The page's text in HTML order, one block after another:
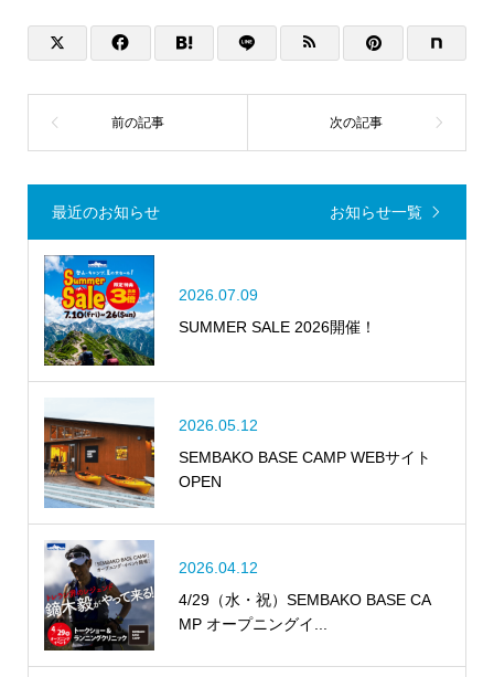
最近のお知らせ お知らせ一覧
2026.07.09
SUMMER SALE 2026開催！
2026.05.12
SEMBAKO BASE CAMP WEBサイト
OPEN
2026.04.12
4/29（水・祝）SEMBAKO BASE CA
MP オープニングイ...